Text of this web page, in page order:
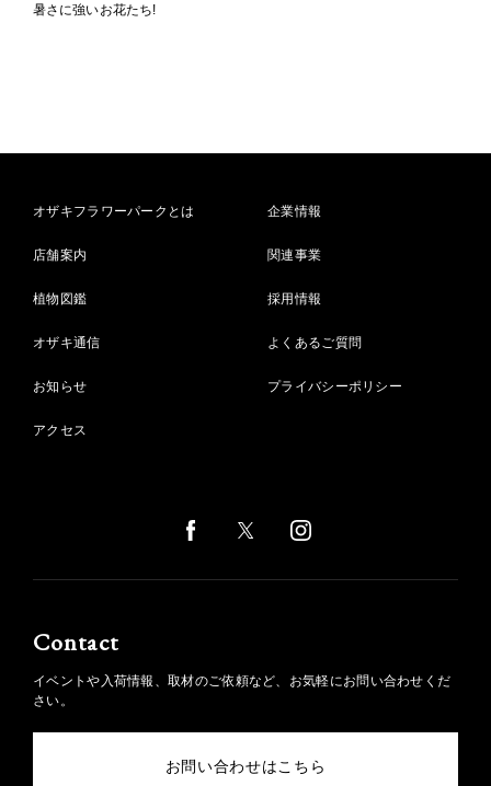
暑さに強いお花たち!
オザキフラワーパークとは
店舗案内
植物図鑑
オザキ通信
お知らせ
アクセス
企業情報
関連事業
採用情報
よくあるご質問
プライバシーポリシー
Contact
イベントや入荷情報、取材のご依頼など、お気軽にお問い合わせくだ
さい。
お問い合わせはこちら